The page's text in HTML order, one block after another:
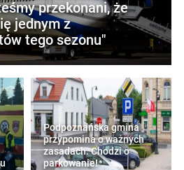
przekonani, że
jednym z
tego sezonu"
Podpoznańska gmina
przypomina o ważnych
zasadach. Chodzi o
parkowanie!